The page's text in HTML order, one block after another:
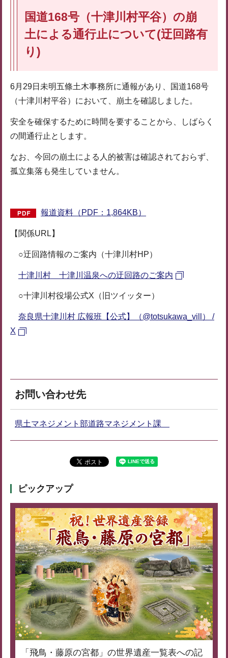
国道168号（十津川村平谷）の崩
土による通行止について(迂回路有
り)
6月29日未明五條土木事務所に通報があり、国道168号
（十津川村平谷）において、崩土を確認しました。
安全を確保するために時間を要することから、しばらく
の間通行止とします。
なお、今回の崩土による人的被害は確認されておらず、
孤立集落も発生していません。
報道資料（PDF：1,864KB）
【関係URL】
○迂回路情報のご案内（十津川村HP）
十津川村 十津川温泉への迂回路のご案内
○十津川村役場公式X（旧ツイッター）
奈良県十津川村 広報班【公式】（@totsukawa_vill） /
X
お問い合わせ先
県土マネジメント部道路マネジメント課
ピックアップ
「飛鳥・藤原の宮都」の世界遺産一覧表への記